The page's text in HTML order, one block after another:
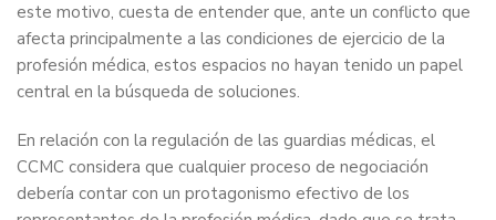
este motivo, cuesta de entender que, ante un conflicto que
afecta principalmente a las condiciones de ejercicio de la
profesión médica, estos espacios no hayan tenido un papel
central en la búsqueda de soluciones.
En relación con la regulación de las guardias médicas, el
CCMC considera que cualquier proceso de negociación
debería contar con un protagonismo efectivo de los